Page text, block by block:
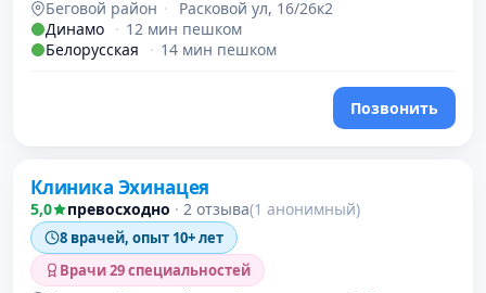
Беговой район ·
Расковой ул, 16/26к2
Динамо · 12 мин пешком
Белорусская
· 14 мин пешком
Позвонить
Клиника Эхинацея
5,0 превосходно · 2 отзыва(1 анонимный)
8 врачей, опыт 10+ лет
Врачи 29 специальностей